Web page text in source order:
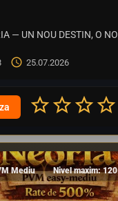
25.07.2026
Mediu Nivel maxim: 120